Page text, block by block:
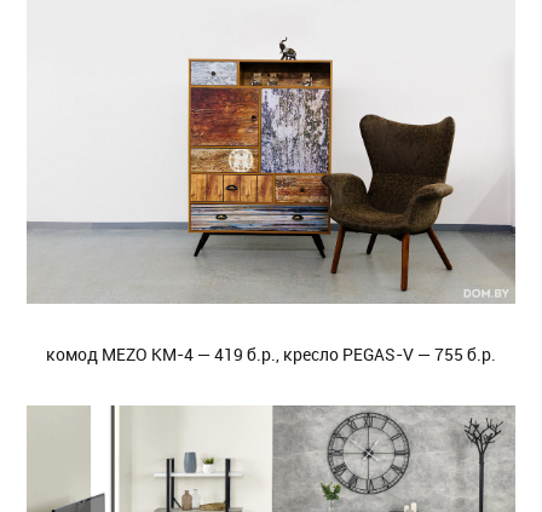
комод MEZO KM-4 — 419 б.р., кресло PEGAS-V — 755 б.р.